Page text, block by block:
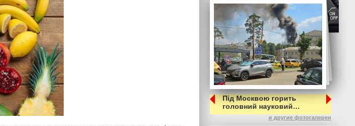
Під Москвою горить
головний науковий…
и другие фотогалереи